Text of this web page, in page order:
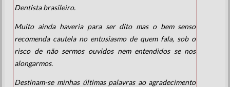
Dentista brasileiro.
Muito ainda haveria para ser dito mas o bem senso
recomenda cautela no entusiasmo de quem fala, sob o
risco de não sermos ouvidos nem entendidos se nos
alongarmos.
Destinam-se minhas últimas palavras ao agradecimento